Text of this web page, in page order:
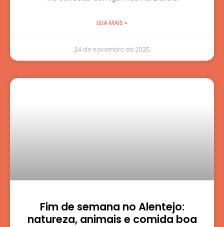
LEIA MAIS »
24 de novembro de 2025
Fim de semana no Alentejo:
natureza, animais e comida boa